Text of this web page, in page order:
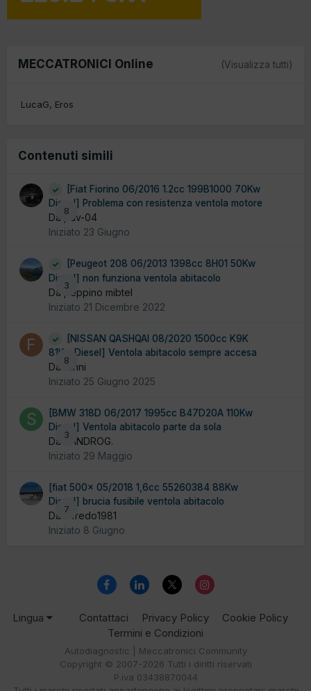
MECCATRONICI Online (Visualizza tutti)
LucaG Eros
Contenuti simili
8
[Fiat Fiorino 06/2016 1.2cc 199B1000 70Kw
Diesel] Problema con resistenza ventola motore
Da pav-04
Iniziato 23 Giugno
3
[Peugeot 208 06/2013 1398cc 8H01 50Kw
Diesel] non funziona ventola abitacolo
Da peppino mibtel
Iniziato 21 Dicembre 2022
8
[NISSAN QASHQAI 08/2020 1500cc K9K
81Kw Diesel] Ventola abitacolo sempre accesa
Da fanni
Iniziato 25 Giugno 2025
3
[BMW 318D 06/2017 1995cc B47D20A 110Kw
Diesel] Ventola abitacolo parte da sola
Da SANDROG.
Iniziato 29 Maggio
7
[fiat 500x 05/2018 1,6cc 55260384 88Kw
Diesel] brucia fusibile ventola abitacolo
Da alfredo1981
Iniziato 8 Giugno
Lingua Contattaci Privacy Policy
Cookie Policy
Termini e Condizioni
Autodiagnostic | Meccatronici Community
Copyright © 2007-2026 Tutti i diritti riservati
P.iva 03438870044